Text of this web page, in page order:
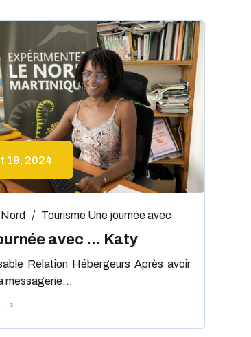
19, 2024
avec … Katy
Tourisme Une journée avec
Relation Hébergeurs Après avoir
messagerie...